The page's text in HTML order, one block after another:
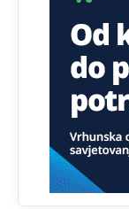
Narod ne zeli
pametne i
Nema bolesti
zdravlje.Niti
https://